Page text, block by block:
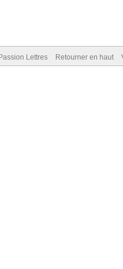
Lettres Retourner en haut